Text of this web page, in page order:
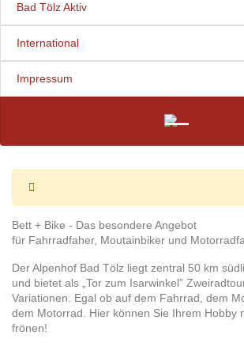
Bad Tölz Aktiv
International
Impressum
Bett + Bike - Das besondere Angebot
für Fahrradfaher, Moutainbiker und
Der Alpenhof Bad Tölz liegt zentral 50 km
und bietet als „Tor zum Isarwinkel”
Variationen. Egal ob auf dem Fahrrad, dem
dem Motorrad. Hier können Sie Ihrem Hobby
frönen!